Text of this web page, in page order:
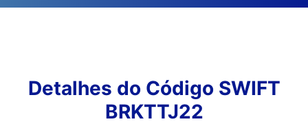
Detalhes do Código SWIFT
BRKTTJ22